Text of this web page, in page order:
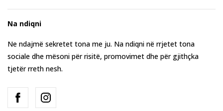
Na ndiqni
Ne ndajmë sekretet tona me ju. Na ndiqni në rrjetet tona
sociale dhe mësoni për risitë, promovimet dhe për gjithçka
tjetër rreth nesh.